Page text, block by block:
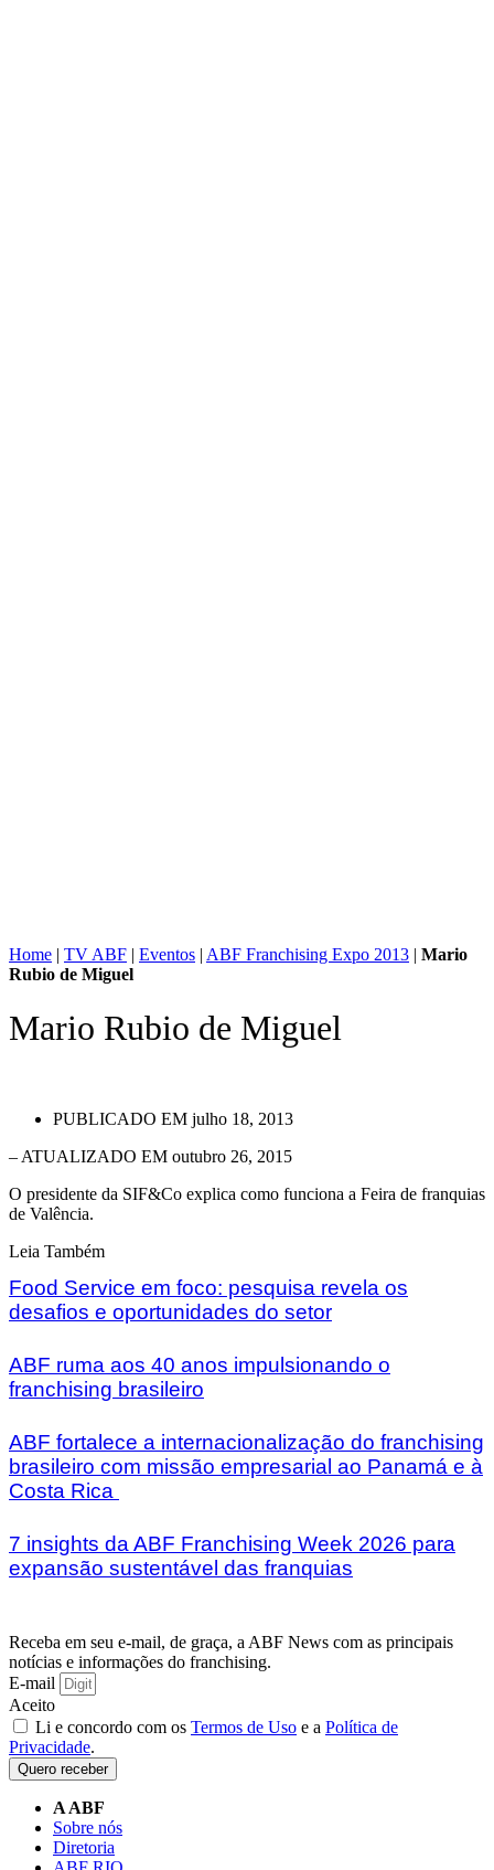
Home | TV ABF | Eventos | ABF Franchising Expo 2013 | Mario
Rubio de Miguel
Mario Rubio de Miguel
PUBLICADO EM julho 18, 2013
– ATUALIZADO EM outubro 26, 2015
O presidente da SIF&Co explica como funciona a Feira de franquias
de Valência.
Leia Também
Food Service em foco: pesquisa revela os
desafios e oportunidades do setor
ABF ruma aos 40 anos impulsionando o
franchising brasileiro
ABF fortalece a internacionalização do franchising
brasileiro com missão empresarial ao Panamá e à
Costa Rica
7 insights da ABF Franchising Week 2026 para
expansão sustentável das franquias
Receba em seu e-mail, de graça, a ABF News com as principais
notícias e informações do franchising.
E-mail
Aceito
Li e concordo com os Termos de Uso e a Política de
Privacidade.
Quero receber
A ABF
Sobre nós
Diretoria